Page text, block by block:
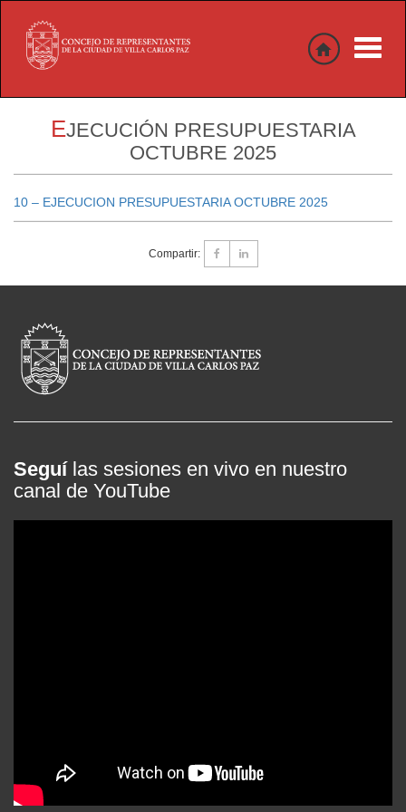
Toggle
EJECUCIÓN PRESUPUESTARIA
OCTUBRE 2025
10 – EJECUCION PRESUPUESTARIA OCTUBRE 2025
Compartir:
Seguílas sesiones en vivo en nuestro
canal de YouTube